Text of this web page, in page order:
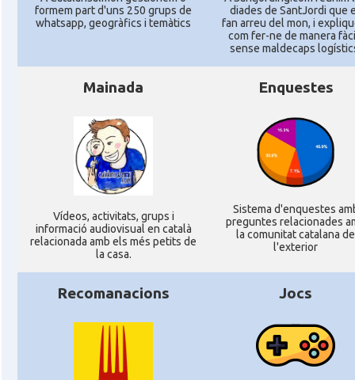
formem part d'uns 250 grups de
whatsapp, geogràfics i temàtics
diades de SantJordi que
fan arreu del mon, i
com fer-ne de manera
sense maldecaps
Mainada
Ví­deos, activitats, grups i
informació audiovisual en català
relacionada amb els més petits de
la casa.
Enquestes
Sistema d'enquestes
preguntes relacionades
la comunitat catalana de
l'exterior
Recomanacions Jocs